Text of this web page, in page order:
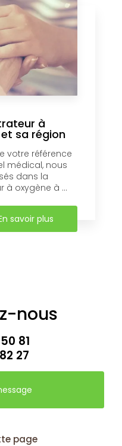
à
sa région
votre référence
médical, nous
dans la
à oxygène à ...
savoir plus
nous
81
27
page